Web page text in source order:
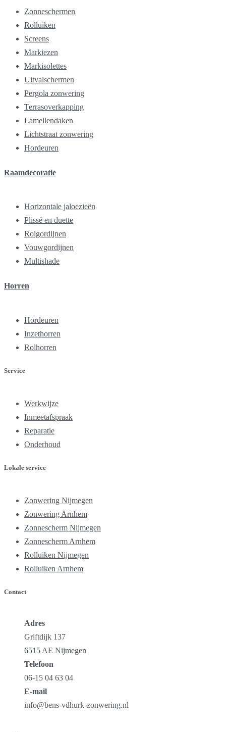
Zonneschermen
Rolluiken
Screens
Markiezen
Markisolettes
Uitvalschermen
Pergola zonwering
Terrasoverkapping
Lamellendaken
Lichtstraat zonwering
Hordeuren
Raamdecoratie
Horizontale jaloezieën
Plissé en duette
Rolgordijnen
Vouwgordijnen
Multishade
Horren
Hordeuren
Inzethorren
Rolhorren
Service
Werkwijze
Inmeetafspraak
Reparatie
Onderhoud
Lokale service
Zonwering Nijmegen
Zonwering Arnhem
Zonnescherm Nijmegen
Zonnescherm Arnhem
Rolluiken Nijmegen
Rolluiken Arnhem
Contact
Adres
Griftdijk 137
6515 AE Nijmegen
Telefoon
06-15 04 63 04
E-mail
info@bens-vdhurk-zonwering.nl